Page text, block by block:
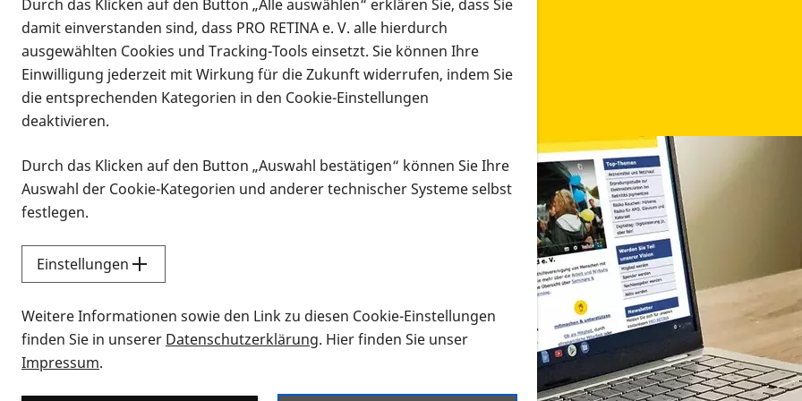
Infomaterial
Infomaterial
Vorlesen
Alle Infomaterialien in verschiedenen Formaten an
Sie möchten wissen, wie Sie nach Infonmaterial suchen und dieses bestellen bzw. herunterladen
Durch das Klicken auf den Button „Alle auswählen“ erklären Sie, dass Sie
damit einverstanden sind, dass PRO RETINA e. V. alle hierdurch
ausgewählten Cookies und Tracking-Tools einsetzt. Sie können Ihre
Einwilligung jederzeit mit Wirkung für die Zukunft widerrufen, indem Sie
die entsprechenden Kategorien in den Cookie-Einstellungen
deaktivieren.
Durch das Klicken auf den Button „Auswahl bestätigen“ können Sie Ihre
Auswahl der Cookie-Kategorien und anderer technischer Systeme selbst
festlegen.
Einstellungen
Weitere Informationen sowie den Link zu diesen Cookie-Einstellungen
finden Sie in unserer Datenschutzerklärung. Hier finden Sie unser
Impressum.